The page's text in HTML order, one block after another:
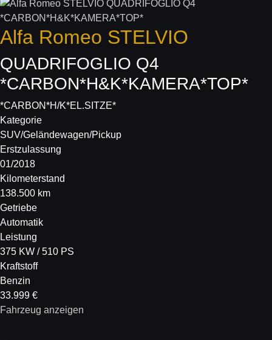
Alfa Romeo STELVIO
QUADRIFOGLIO Q4
*CARBON*H&K*KAMERA*TOP*
*CARBON*H/K*EL.SITZE*
Kategorie
SUV/Geländewagen/Pickup
Erstzulassung
01/2018
Kilometerstand
138.500 km
Getriebe
Automatik
Leistung
375 KW / 510 PS
Kraftstoff
Benzin
33.999 €
Fahrzeug anzeigen